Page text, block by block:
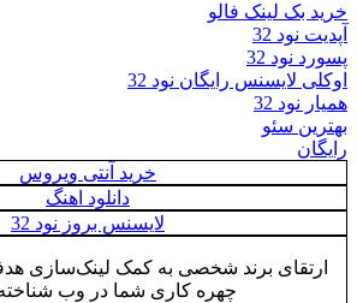
خرید بک لینک فالو
آپدیت نود 32
پسورد نود 32
اوکلی لایسنس رایگان نود 32
همیار نود 32
بهترین سئو
رایگان
خرید آنتی ویروس
دانلود اهنگ
لایسنس بروز نود 32
ارتقای برند شخصی به کمک لینک‌سازی
چهره کاری شما در وب